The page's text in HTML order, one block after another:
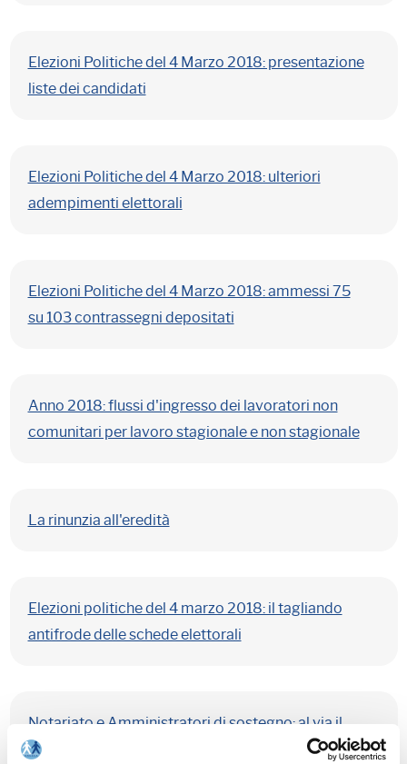
Elezioni Politiche del 4 Marzo 2018: presentazione
liste dei candidati
Elezioni Politiche del 4 Marzo 2018: ulteriori
adempimenti elettorali
Elezioni Politiche del 4 Marzo 2018: ammessi 75
su 103 contrassegni depositati
Anno 2018: flussi d'ingresso dei lavoratori non
comunitari per lavoro stagionale e non stagionale
La rinunzia all'eredità
Elezioni politiche del 4 marzo 2018: il tagliando
antifrode delle schede elettorali
Notariato e Amministratori di sostegno: al via il
registro digitale